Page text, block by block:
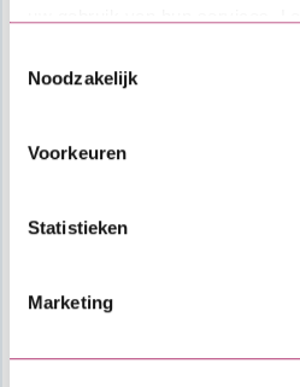
Noodzakelijk
Voorkeuren
Statistieken
Marketing